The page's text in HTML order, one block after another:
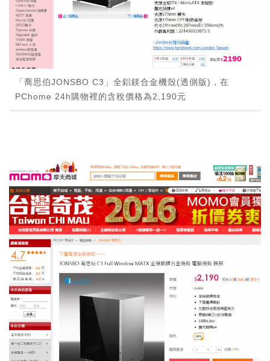
「喬思伯JONSBO C3」全鋁鎂合金機殼(透側版)，在
PChome 24h購物裡的含稅價格為2,190元